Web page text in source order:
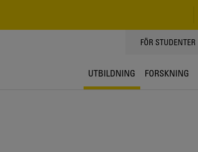
TOPPMENY
FÖR STUDENTER
UTBILDNING FORSKNING